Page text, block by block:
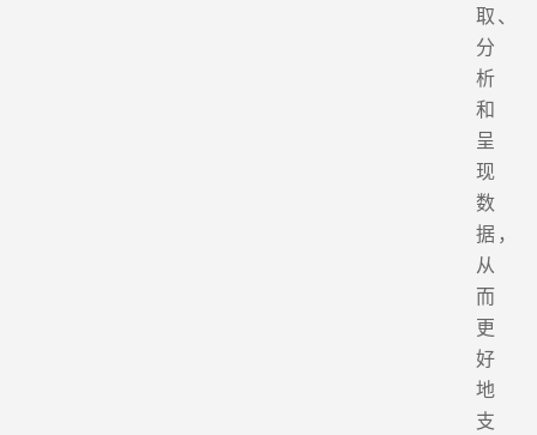
取、
分
析
和
呈
现
数
据，
从
而
更
好
地
支